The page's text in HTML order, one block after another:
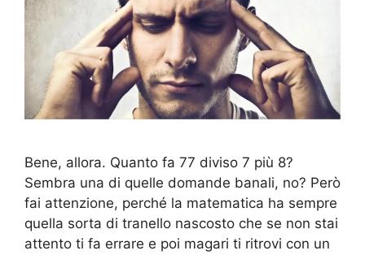
Bene, allora. Quanto fa 77 diviso 7 più 8?
Sembra una di quelle domande banali, no? Però
fai attenzione, perché la matematica ha sempre
quella sorta di tranello nascosto che se non stai
attento ti fa errare e poi magari ti ritrovi con un